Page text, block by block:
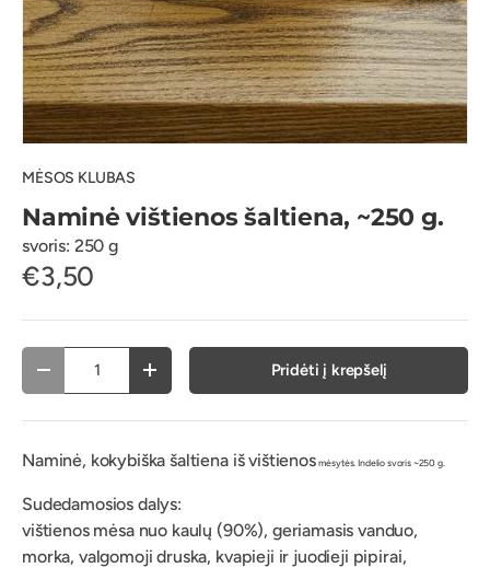
MĖSOS KLUBAS
Naminė vištienos šaltiena, ~250 g.
svoris: 250 g
€3,50
Pridėti Pridėti į krepšelį
Naminė, kokybiška šaltiena iš vištienosmėsytės. Indelio svoris ~250 g.
Sudedamosios dalys:
vištienos mėsa nuo kaulų (90%), geriamasis vanduo,
morka, valgomoji druska, kvapieji ir juodieji pipirai,